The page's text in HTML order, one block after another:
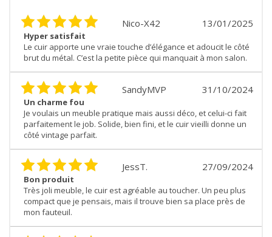
13/01/2025
Nico-X42
Hyper satisfait
Le cuir apporte une vraie touche d’élégance et adoucit le côté
brut du métal. C’est la petite pièce qui manquait à mon salon.
31/10/2024
SandyMVP
Un charme fou
Je voulais un meuble pratique mais aussi déco, et celui-ci fait
parfaitement le job. Solide, bien fini, et le cuir vieilli donne un
côté vintage parfait.
27/09/2024
JessT.
Bon produit
Très joli meuble, le cuir est agréable au toucher. Un peu plus
compact que je pensais, mais il trouve bien sa place près de
mon fauteuil.